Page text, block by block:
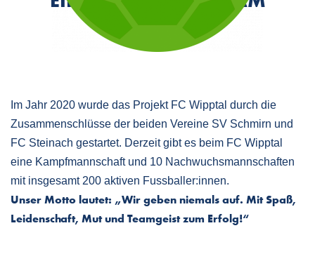
FC WIPPTAL
Im Jahr 2020 wurde das Projekt FC Wipptal durch die
Zusammenschlüsse der beiden Vereine SV Schmirn und
FC Steinach gestartet. Derzeit gibt es beim FC Wipptal
eine Kampfmannschaft und 10 Nachwuchsmannschaften
mit insgesamt 200 aktiven Fussballer:innen.
Unser Motto lautet: „Wir geben niemals auf. Mit Spaß,
Leidenschaft, Mut und Teamgeist zum Erfolg!“